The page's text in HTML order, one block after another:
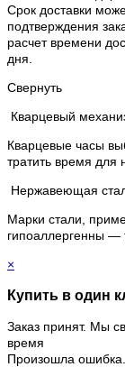
Срок доставки
подтверждения
расчет времени
дня.
Свернуть
Кварцевый
Кварцевые часы
тратить время для
Нержавеющая
Марки стали,
гипоаллергенны —
×
Купить в один
Заказ принят. Мы
время
Произошла ошибка.